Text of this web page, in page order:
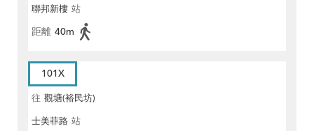
聯邦新樓 站
距離 40m
101X
往 觀塘(裕民坊)
士美菲路 站